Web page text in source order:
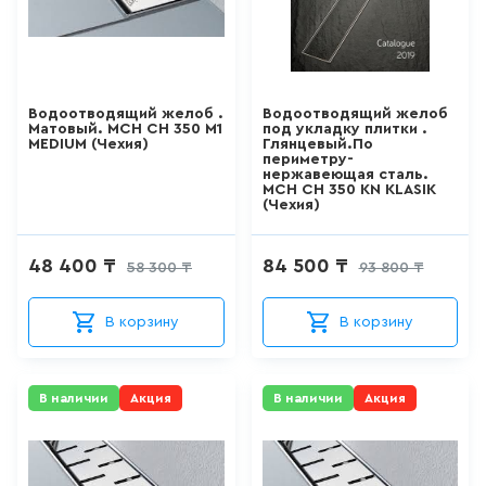
103 товаров
0 товаров
ВЫСОКИЙ СМЕСИТЕЛЬ ДЛЯ
РАКОВИНЫ-ЧАШИ
товаров
Водоотводящий желоб .
Матовый. MCH CH 350 M1
MEDIUM (Чехия)
58 300 ₸
48 400 ₸
В корзину
Водоотводящий желоб
под укладку плитки .
Глянцевый.По
периметру-
нержавеющая сталь.
MCH CH 350 KN KLASIK
(Чехия)
93 800 ₸
84 500 ₸
В корзину
В наличии Акция В наличии Акция